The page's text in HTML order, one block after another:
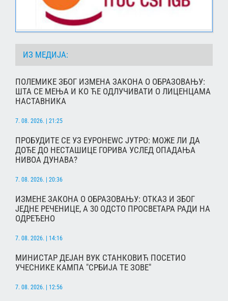
ИЗ МЕДИЈА:
ПОЛЕМИКЕ ЗБОГ ИЗМЕНА ЗАКОНА О ОБРАЗОВАЊУ:
ШТА СЕ МЕЊА И КО ЋЕ ОДЛУЧИВАТИ О ЛИЦЕНЦАМА
НАСТАВНИКА
7. 08. 2026. | 21:25
ПРОБУДИТЕ СЕ УЗ ЕУРОНЕWС ЈУТРО: МОЖЕ ЛИ ДА
ДОЂЕ ДО НЕСТАШИЦЕ ГОРИВА УСЛЕД ОПАДАЊА
НИВОА ДУНАВА?
7. 08. 2026. | 20:36
ИЗМЕНЕ ЗАКОНА О ОБРАЗОВАЊУ: ОТКАЗ И ЗБОГ
ЈЕДНЕ РЕЧЕНИЦЕ, А 30 ОДСТО ПРОСВЕТАРА РАДИ НА
ОДРЕЂЕНО
7. 08. 2026. | 14:16
МИНИСТАР ДЕЈАН ВУК СТАНКОВИЋ ПОСЕТИО
УЧЕСНИКЕ КАМПА "СРБИЈА ТЕ ЗОВЕ"
7. 08. 2026. | 12:56